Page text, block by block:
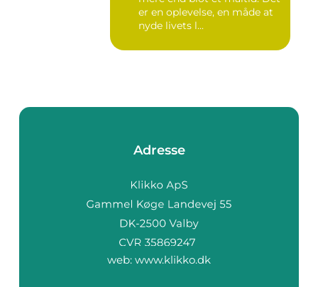
er en oplevelse, en måde at
nyde livets l...
Adresse
web: www.klikko.dk